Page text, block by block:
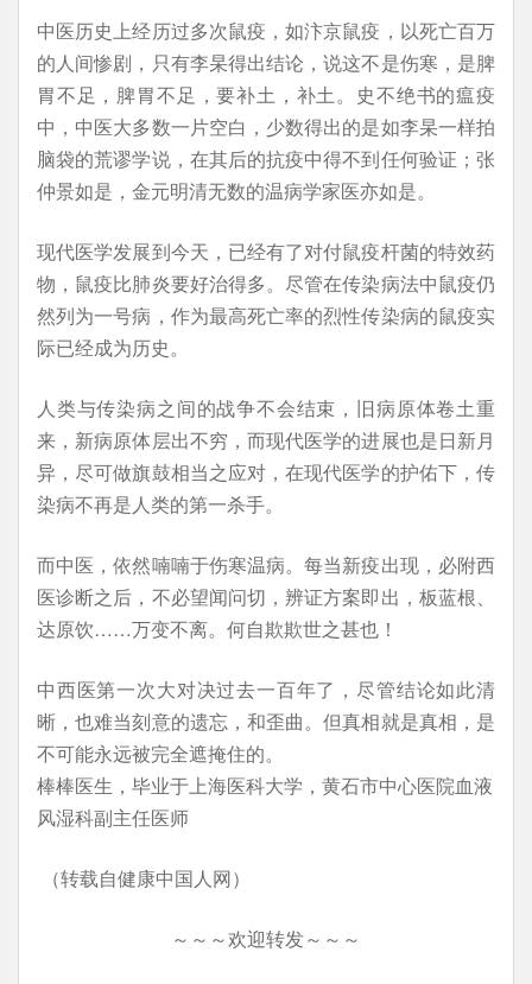
中医历史上经历过多次鼠疫，如汴京鼠疫，以死亡百万
的人间惨剧，只有李杲得出结论，说这不是伤寒，是脾
胃不足，脾胃不足，要补土，补土。史不绝书的瘟疫
中，中医大多数一片空白，少数得出的是如李杲一样拍
脑袋的荒谬学说，在其后的抗疫中得不到任何验证；张
仲景如是，金元明清无数的温病学家医亦如是。
现代医学发展到今天，已经有了对付鼠疫杆菌的特效药
物，鼠疫比肺炎要好治得多。尽管在传染病法中鼠疫仍
然列为一号病，作为最高死亡率的烈性传染病的鼠疫实
际已经成为历史。
人类与传染病之间的战争不会结束，旧病原体卷土重
来，新病原体层出不穷，而现代医学的进展也是日新月
异，尽可做旗鼓相当之应对，在现代医学的护佑下，传
染病不再是人类的第一杀手。
而中医，依然喃喃于伤寒温病。每当新疫出现，必附西
医诊断之后，不必望闻问切，辨证方案即出，板蓝根、
达原饮……万变不离。何自欺欺世之甚也！
中西医第一次大对决过去一百年了，尽管结论如此清
晰，也难当刻意的遗忘，和歪曲。但真相就是真相，是
不可能永远被完全遮掩住的。
棒棒医生，毕业于上海医科大学，黄石市中心医院血液
风湿科副主任医师
（转载自健康中国人网）
～～～欢迎转发～～～